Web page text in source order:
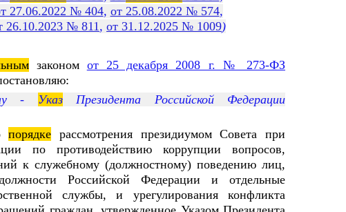
27.06.2022 № 404, от 25.08.2022 № 574,
26.10.2023 № 811, от 31.12.2025 № 1009)
законом от 25 декабря 2008 г. № 273-ФЗ
- УказПрезидента Российской Федерации
порядке рассмотрения президиумом Совета при
по противодействию коррупции вопросов,
к служебному (должностному) поведению лиц,
Российской Федерации и отдельные
службы, и урегулирования конфликта